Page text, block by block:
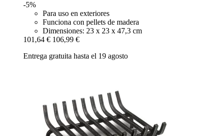
-5%
Para uso en exteriores
Funciona con pellets de madera
Dimensiones: 23 x 23 x 47,3 cm
101,64 € 106,99 €
Entrega gratuita hasta el 19 agosto